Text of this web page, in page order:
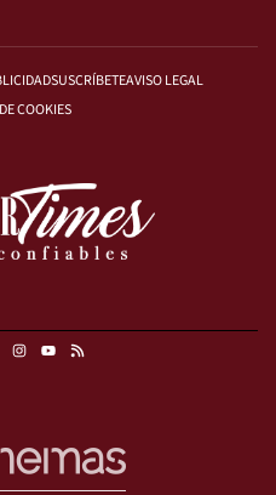
SUSCRÍBETEAVISO LEGAL
COOKIES
Instagram